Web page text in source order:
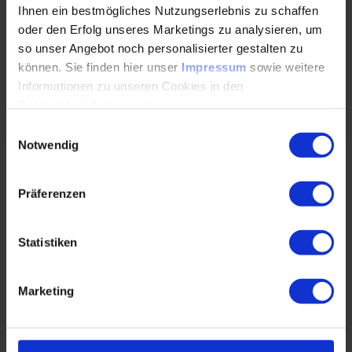
Ihnen ein bestmögliches Nutzungserlebnis zu schaffen
oder den Erfolg unseres Marketings zu analysieren, um
so unser Angebot noch personalisierter gestalten zu
können. Sie finden hier unser Impressum sowie weitere
Informationen zu unseren Cookies in den
Notwendig
Präferenzen
Statistiken
Marketing
Produktionsfeinplanung
Autor*innen: Dr.-Ing. Dipl.-Kfm. Stephan Dörfler
WHITEPAPER ANFORDERN
Programm
Wir stellen das akuelle Programm für Sie zusammen.
Zielgruppe